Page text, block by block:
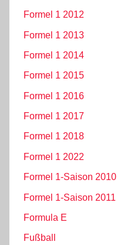
Formel 1 2012
Formel 1 2013
Formel 1 2014
Formel 1 2015
Formel 1 2016
Formel 1 2017
Formel 1 2018
Formel 1 2022
Formel 1-Saison 2010
Formel 1-Saison 2011
Formula E
Fußball